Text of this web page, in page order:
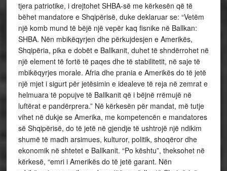
tjera patriotike, i drejtohet SHBA-së me kërkesën që të
bëhet mandatore e Shqipërisë, duke deklaruar se: “Vetëm
një komb mund të bëjë një vepër kaq fisnike në Ballkan:
SHBA. Nën mbikëqyrjen dhe përkujdesjen e Amerikës,
Shqipëria, pika e dobët e Ballkanit, duhet të shndërrohet në
një element të fortë të paqes dhe të stabilitetit, në saje të
mbikëqyrjes morale. Afria dhe prania e Amerikës do të jetë
një mjet i sigurt për jetësimin e idealeve të reja në zemrat e
helmuara të popujve të Ballkanit që i bëjnë rrëmujë në
luftërat e pandërprera.” Në kërkesën për mandat, më tutje
vihet në dukje se Amerika, me kompetencën e mandatores
së Shqipërisë, do të jetë në gjendje të ushtrojë një ndikim
shumë të madh arsimues, kulturor, politik, shoqëror dhe
ekonomik në shtetet e Ballkanit. “Po kështu”, theksohet në
kërkesë, “emri i Amerikës do të jetë garant. Nën